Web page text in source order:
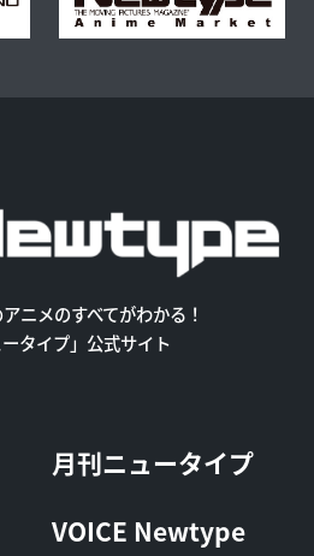
ニメのすべてがわかる！
ータイプ」公式サイト
月刊ニュータイプ
VOICE Newtype